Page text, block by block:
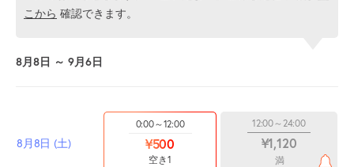
こから 確認できます。
8月8日 ～ 9月6日
8月8日 (土)
0:00～12:00
¥500
空き1
12:00～24:00
¥1,120
満